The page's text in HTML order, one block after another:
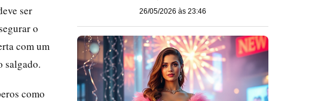
ser
o
com um
salgado.
como
26/05/2026 às 23:46